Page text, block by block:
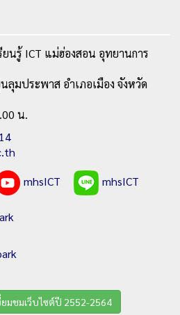
นรู้ ICT แม่ฮ่องสอน อุทยานการ
มประพาส อำเภอเมือง จังหวัด
น.
mhsICT mhsICT
ยมชมเว็บไซต์ปี 2552-2564